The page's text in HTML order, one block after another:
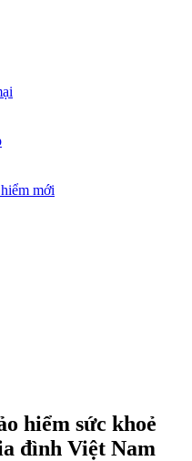
mới
hiểm sức khoẻ
đình Việt Nam